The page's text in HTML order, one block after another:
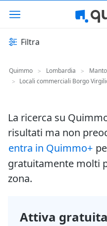
Filtra
Quimmo > Lombardia >
> Locali commerciali Borgo
La ricerca su
risultati ma non
entra in Quimmo+
gratuitamente molti
zona.
Attiva